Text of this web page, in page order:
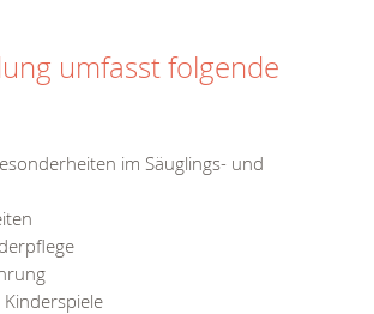
umfasst folgende
im Säuglings- und